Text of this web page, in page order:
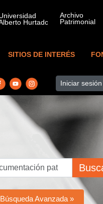
SITIOS DE INTERÉS
Iniciar sesión
Búsqueda Avanzada »